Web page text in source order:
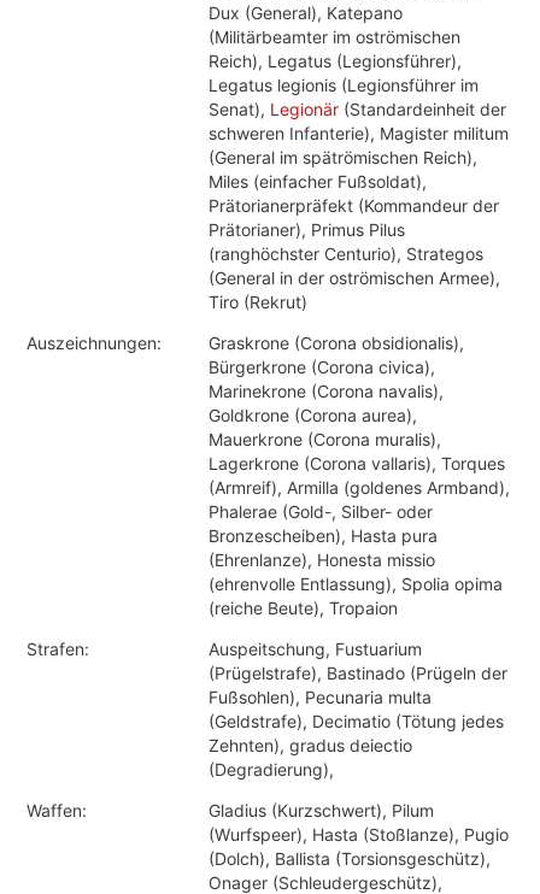
Dux (General), Katepano
(Militärbeamter im oströmischen
Reich), Legatus (Legionsführer),
Legatus legionis (Legionsführer im
Senat), Legionär (Standardeinheit der
schweren Infanterie), Magister militum
(General im spätrömischen Reich),
Miles (einfacher Fußsoldat),
Prätorianerpräfekt (Kommandeur der
Prätorianer), Primus Pilus
(ranghöchster Centurio), Strategos
(General in der oströmischen Armee),
Tiro (Rekrut)
Auszeichnungen:
Graskrone (Corona obsidionalis),
Bürgerkrone (Corona civica),
Marinekrone (Corona navalis),
Goldkrone (Corona aurea),
Mauerkrone (Corona muralis),
Lagerkrone (Corona vallaris), Torques
(Armreif), Armilla (goldenes Armband),
Phalerae (Gold-, Silber- oder
Bronzescheiben), Hasta pura
(Ehrenlanze), Honesta missio
(ehrenvolle Entlassung), Spolia opima
(reiche Beute), Tropaion
Strafen:
Auspeitschung, Fustuarium
(Prügelstrafe), Bastinado (Prügeln der
Fußsohlen), Pecunaria multa
(Geldstrafe), Decimatio (Tötung jedes
Zehnten), gradus deiectio
(Degradierung),
Waffen:
Gladius (Kurzschwert), Pilum
(Wurfspeer), Hasta (Stoßlanze), Pugio
(Dolch), Ballista (Torsionsgeschütz),
Onager (Schleudergeschütz),